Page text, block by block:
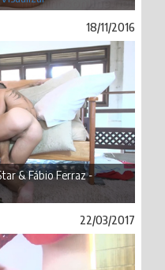
18/11/2016
& Fábio Ferraz -
22/03/2017